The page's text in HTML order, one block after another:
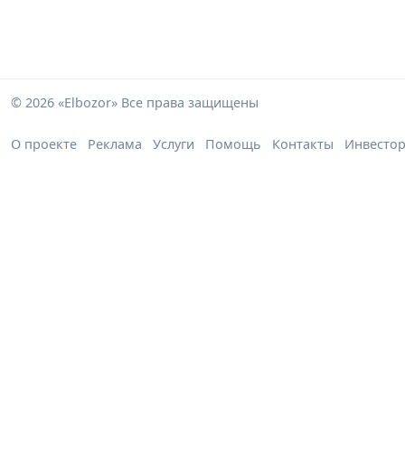
© 2026 «Elbozor» Все права защищены
О проекте Реклама Услуги Помощь Контакты